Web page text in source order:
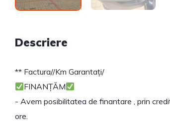
Descriere
** Factura//Km Garantați/
FINANȚĂM
- Avem posibilitatea de finantare , prin
ore.